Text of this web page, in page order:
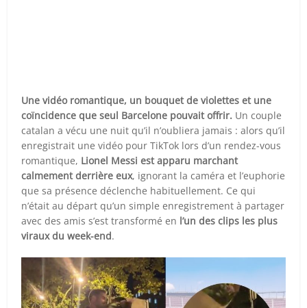
Une vidéo romantique, un bouquet de violettes et une
coïncidence que seul Barcelone pouvait offrir. Un couple
catalan a vécu une nuit qu’il n’oubliera jamais : alors qu’il
enregistrait une vidéo pour TikTok lors d’un rendez-vous
romantique, Lionel Messi est apparu marchant
calmement derrière eux, ignorant la caméra et l’euphorie
que sa présence déclenche habituellement. Ce qui
n’était au départ qu’un simple enregistrement à partager
avec des amis s’est transformé en l’un des clips les plus
viraux du week-end.